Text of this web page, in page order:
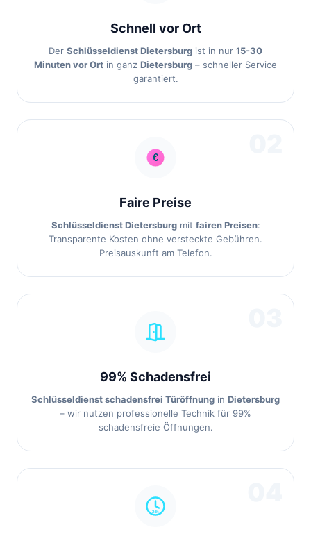
Schnell vor Ort
Der Schlüsseldienst Dietersburg ist in nur 15-30
Minuten vor Ort in ganz Dietersburg – schneller Service
garantiert.
Faire Preise
Schlüsseldienst Dietersburgmit fairen Preisen:
Transparente Kosten ohne versteckte Gebühren.
Preisauskunft am Telefon.
99% Schadensfrei
Schlüsseldienst schadensfrei Türöffnung in Dietersburg
– wir nutzen professionelle Technik für 99%
schadensfreie Öffnungen.